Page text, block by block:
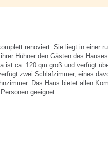
renoviert. Sie liegt in einer
Hühner den Gästen des
ist ca. 120 qm groß und verfügt
zwei Schlafzimmer, eines
Das Haus bietet allen
geeignet.